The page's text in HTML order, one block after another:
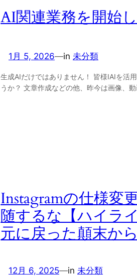
AI関連業務を開始
1月 5, 2026—in 未分類
生成AIだけではありません！ 皆様IAIを活
うか？ 文章作成などの他、昨今は画像、
Instagramの仕様変
随するな【ハイラ
元に戻った顛末か
12月 6, 2025—in 未分類